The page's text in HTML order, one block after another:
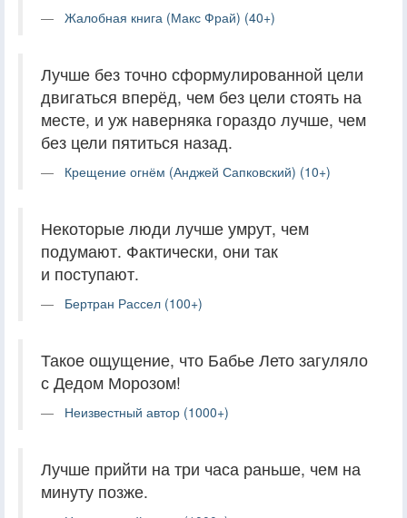
Жалобная книга (Макс Фрай) (40+)
Лучше без точно сформулированной цели
двигаться вперёд, чем без цели стоять на
месте, и уж наверняка гораздо лучше, чем
без цели пятиться назад.
Крещение огнём (Анджей Сапковский) (10+)
Некоторые люди лучше умрут, чем
подумают. Фактически, они так
и поступают.
Бертран Рассел (100+)
Такое ощущение, что Бабье Лето загуляло
с Дедом Морозом!
Неизвестный автор (1000+)
Лучше прийти на три часа раньше, чем на
минуту позже.